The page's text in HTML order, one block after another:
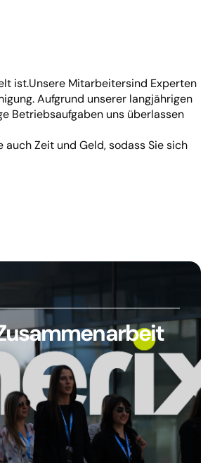
ist.Unsere Mitarbeitersind Experten
Aufgrund unserer langjährigen
Betriebsaufgaben uns überlassen
auch Zeit und Geld, sodass Sie sich